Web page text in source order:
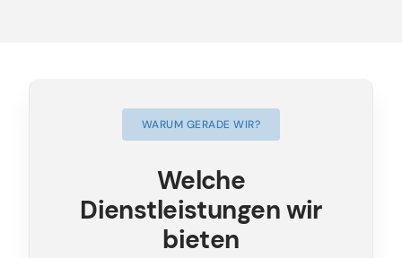
WARUM GERADE WIR?
Welche
Dienstleistungen wir
bieten